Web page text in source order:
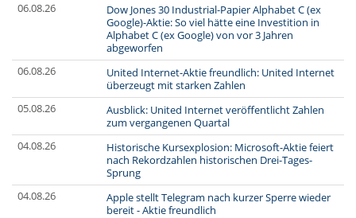
06.08.26
Dow Jones 30 Industrial-Papier Alphabet C (ex
Google)-Aktie: So viel hätte eine Investition in
Alphabet C (ex Google) von vor 3 Jahren
abgeworfen
06.08.26
United Internet-Aktie freundlich: United Internet
überzeugt mit starken Zahlen
05.08.26
Ausblick: United Internet veröffentlicht Zahlen
zum vergangenen Quartal
04.08.26
Historische Kursexplosion: Microsoft-Aktie feiert
nach Rekordzahlen historischen Drei-Tages-
Sprung
04.08.26
Apple stellt Telegram nach kurzer Sperre wieder
bereit - Aktie freundlich